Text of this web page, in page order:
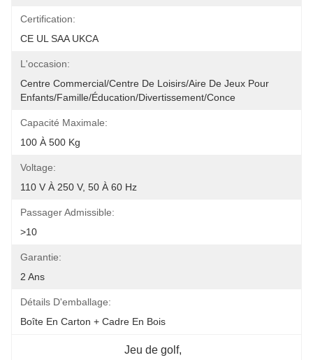
Certification:
CE UL SAA UKCA
L'occasion:
Centre Commercial/centre De Loisirs/aire De Jeux Pour
Enfants/famille/éducation/divertissement/conce
Capacité Maximale:
100 À 500 Kg
Voltage:
110 V À 250 V, 50 À 60 Hz
Passager Admissible:
>10
Garantie:
2 Ans
Détails D'emballage:
Boîte En Carton + Cadre En Bois
Jeu de golf,